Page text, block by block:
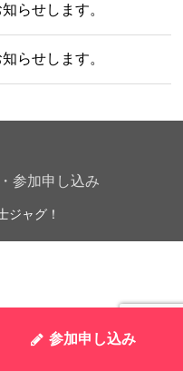
らせします。
らせします。
参加申し込み
ャグ！
参加申し込み